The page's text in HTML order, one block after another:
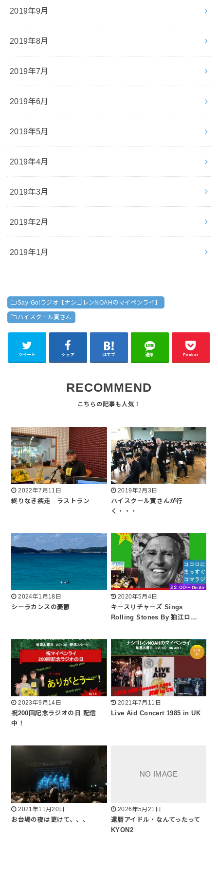
2019年9月
2019年8月
2019年7月
2019年6月
2019年5月
2019年4月
2019年3月
2019年2月
2019年1月
Say-Go!ラジオ【ナシゴレンNOAHのマイペンライ】
ハイスクール寅さん
ツイート シェア はてブ 送る Pocket
RECOMMEND
2022年7月11日
終りなき疾走 ラストラン
2019年2月3日
ハイスクール寅さんが行
く・・・
2024年1月18日
シーラカンスの憂鬱
2020年5月4日
キースリチャーズ Sings
Rolling Stones By 狛江ロ…
2023年9月14日
祝200回記念ラジオの日 配信
中！
2021年7月11日
Live Aid Concert 1985 in UK
2021年11月20日
お台場の夜は更けて、、、
2026年5月21日
還暦アイドル・なんてったって
KYON2